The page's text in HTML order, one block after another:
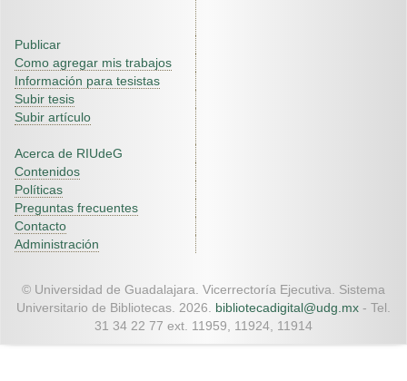
Publicar
Como agregar mis trabajos
Información para tesistas
Subir tesis
Subir artículo
Acerca de RIUdeG
Contenidos
Políticas
Preguntas frecuentes
Contacto
Administración
© Universidad de Guadalajara. Vicerrectoría Ejecutiva. Sistema
Universitario de Bibliotecas. 2026. bibliotecadigital@udg.mx - Tel.
31 34 22 77 ext. 11959, 11924, 11914